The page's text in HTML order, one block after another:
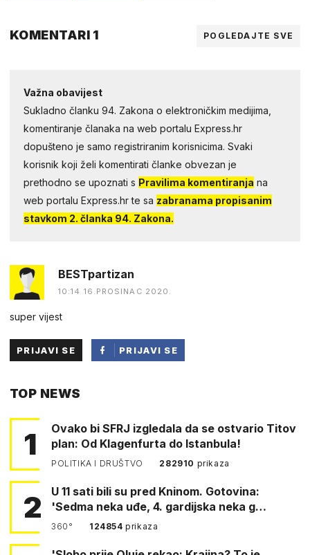
KOMENTARI 1 POGLEDAJTE SVE
Važna obavijest
Sukladno članku 94. Zakona o elektroničkim medijima,
komentiranje članaka na web portalu Express.hr
dopušteno je samo registriranim korisnicima. Svaki
korisnik koji želi komentirati članke obvezan je
prethodno se upoznati s Pravilima komentiranja na
web portalu Express.hr te sa zabranama propisanim
stavkom 2. članka 94. Zakona.
BESTpartizan
10:14 16.PROSINAC 2020.
super vijest
PRIJAVI SE
PRIJAVI SE
TOP NEWS
1
Ovako bi SFRJ izgledala da se ostvario Titov
plan: Od Klagenfurta do Istanbula!
POLITIKA I DRUŠTVO 282910 prikaza
2
U 11 sati bili su pred Kninom. Gotovina:
'Sedma neka uđe, 4. gardijska neka g…
360° 124854prikaza